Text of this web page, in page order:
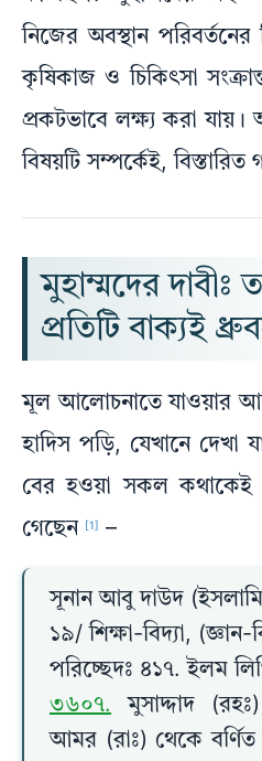
নিজের অবস্থান
কৃষিকাজ ও চিকিৎসা
প্রকটভাবে লক্ষ্য করা যায়।
বিষয়টি সম্পর্কেই, বিস্তারিত
মুহাম্মদের দাবীঃ
প্রতিটি বাক্যই
মূল আলোচনাতে যাওয়ার
হাদিস পড়ি, যেখানে দেখা
বের হওয়া সকল কথাকেই
গেছেন
[1] –
সূনান আবু দাউদ
১৯/ শিক্ষা-বিদ্যা, (জ্ঞান-
পরিচ্ছেদঃ ৪১৭. ইলম
৩৬০৭. মুসাদ্দাদ
আমর (রাঃ) থেকে